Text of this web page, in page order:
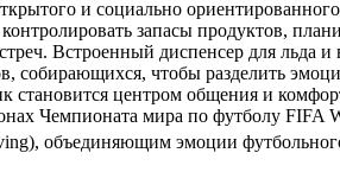
и социально
запасы продуктов,
Встроенный диспенсер для льда и
чтобы разделить
становится центром общения и
Чемпионата мира по футболу FIFA
объединяющим эмоции